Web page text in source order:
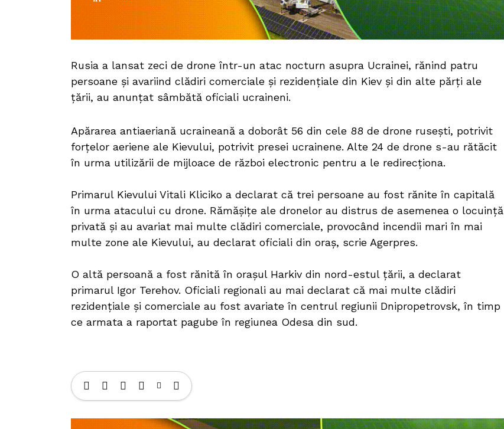
Rusia a lansat zeci de drone într-un atac nocturn asupra Ucrainei, rănind patru
persoane și avariind clădiri comerciale și rezidențiale din Kiev și din alte părți ale
țării, au anunțat sâmbătă oficiali ucraineni.
Apărarea antiaeriană ucraineană a doborât 56 din cele 88 de drone rusești, potrivit
forțelor aeriene ale Kievului, potrivit presei ucrainene. Alte 24 de drone s-au rătăcit
în urma utilizării de mijloace de război electronic pentru a le redirecționa.
Primarul Kievului Vitali Kliciko a declarat că trei persoane au fost rănite în capitală
în urma atacului cu drone. Rămășițe ale dronelor au distrus de asemenea o locuință
privată și au avariat mai multe clădiri comerciale, provocând incendii mari în mai
multe zone ale Kievului, au declarat oficiali din oraș, scrie Agerpres.
O altă persoană a fost rănită în orașul Harkiv din nord-estul țării, a declarat
primarul Igor Terehov. Oficiali regionali au mai declarat că mai multe clădiri
rezidențiale și comerciale au fost avariate în centrul regiunii Dnipropetrovsk, în timp
ce armata a raportat pagube în regiunea Odesa din sud.